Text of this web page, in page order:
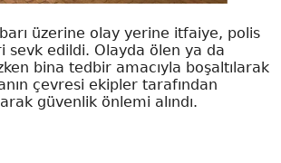
üzerine olay yerine itfaiye, polis
sevk edildi. Olayda ölen ya da
bina tedbir amacıyla boşaltılarak
çevresi ekipler tarafından
güvenlik önlemi alındı.